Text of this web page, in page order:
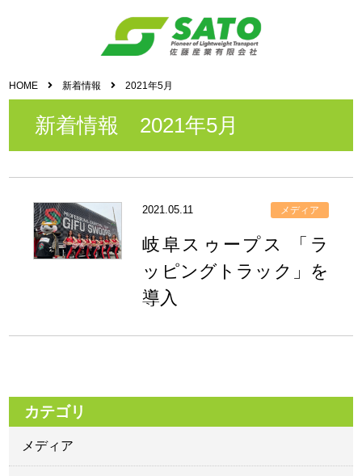
HOME 新着情報 2021年5月
新着情報 2021年5月
2021.05.11 メディア
岐阜スゥープス 「ラ
ッピングトラック」を
導入
カテゴリ
メディア